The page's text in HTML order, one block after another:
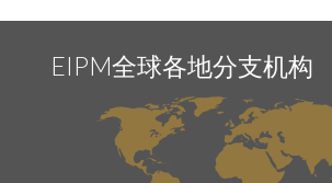
EIPM全球各地分支机构